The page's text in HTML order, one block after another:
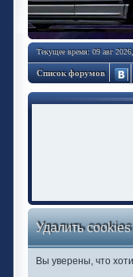
Текущее время: 09 авг
Список форумов
Удалить
Вы уверены, что